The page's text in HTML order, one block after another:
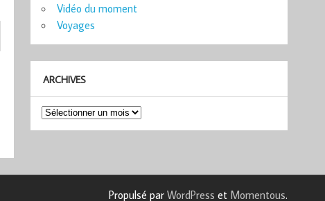
Vidéo du moment
Voyages
ARCHIVES
Archives
Propulsé parWordPress et Momentous.